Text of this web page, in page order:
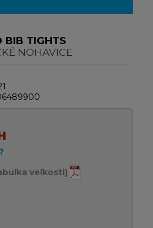
BIB TIGHTS
NOHAVICE
veľkosti)